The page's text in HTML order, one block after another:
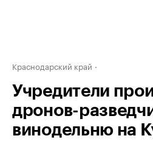
Краснодарский край
Учредители
дронов-
винодельню на